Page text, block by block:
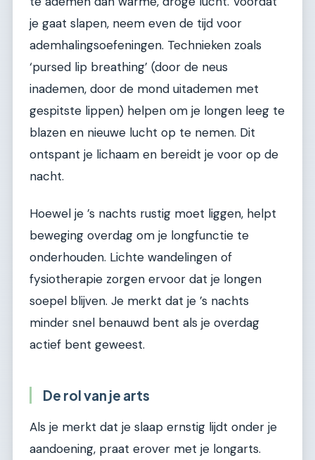
je gaat slapen, neem even de tijd voor
ademhalingsoefeningen. Technieken zoals
‘pursed lip breathing’ (door de neus
inademen, door de mond uitademen met
gespitste lippen) helpen om je longen leeg te
blazen en nieuwe lucht op te nemen. Dit
ontspant je lichaam en bereidt je voor op de
nacht.
Hoewel je ’s nachts rustig moet liggen, helpt
beweging overdag om je longfunctie te
onderhouden. Lichte wandelingen of
fysiotherapie zorgen ervoor dat je longen
soepel blijven. Je merkt dat je ’s nachts
minder snel benauwd bent als je overdag
actief bent geweest.
De rol van je arts
Als je merkt dat je slaap ernstig lijdt onder je
aandoening, praat erover met je longarts.